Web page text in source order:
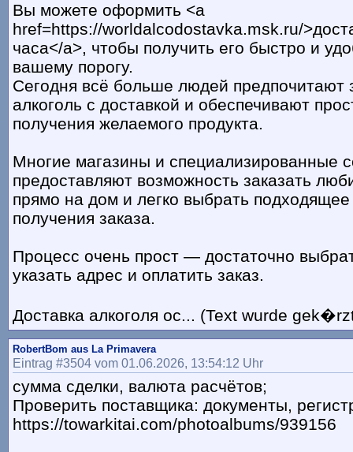
Вы можете оформить <a
href=https://worldalcodostavka.msk.ru/
часа</a>, чтобы получить его быстро и
вашему порогу.
Сегодня всё больше людей предпочитают
алкоголь с доставкой и обеспечивают
получения желаемого продукта.
Многие магазины и специализированные
предоставляют возможность заказать
прямо на дом и легко выбрать
получения заказа.
Процесс очень прост — достаточно
указать адрес и оплатить заказ.
Доставка алкоголя ос... (Text wurde
RobertBom aus La Primavera
Eintrag #3504 vom 01.06.2026, 13:54:12 Uhr
сумма сделки, валюта расчётов;
Проверить поставщика: документы,
https://towarkitai.com/photoalbums/939156